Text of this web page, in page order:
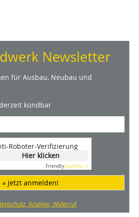
Newsletter
für Ausbau, Neubau und
kündbar
Roboter-Verifizierung
Hier klicken
FriendlyCaptcha ⇗
» Jetzt anmelden!
Analyse, Widerruf